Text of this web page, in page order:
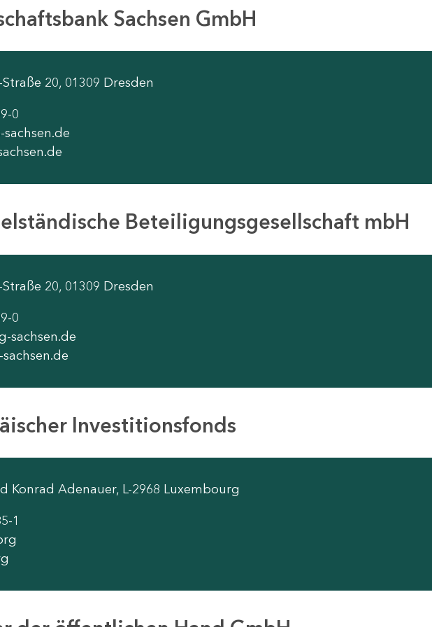
Sachsen GmbH
20, 01309 Dresden
0
sachsen.de
Beteiligungsgesellschaft mbH
20, 01309 Dresden
0
sachsen.de
Investitionsfonds
Konrad Adenauer, L-2968 Luxembourg
1